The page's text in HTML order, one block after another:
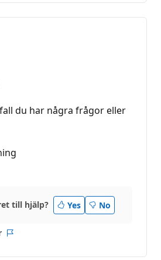
du har några frågor eller
till hjälp? Yes No